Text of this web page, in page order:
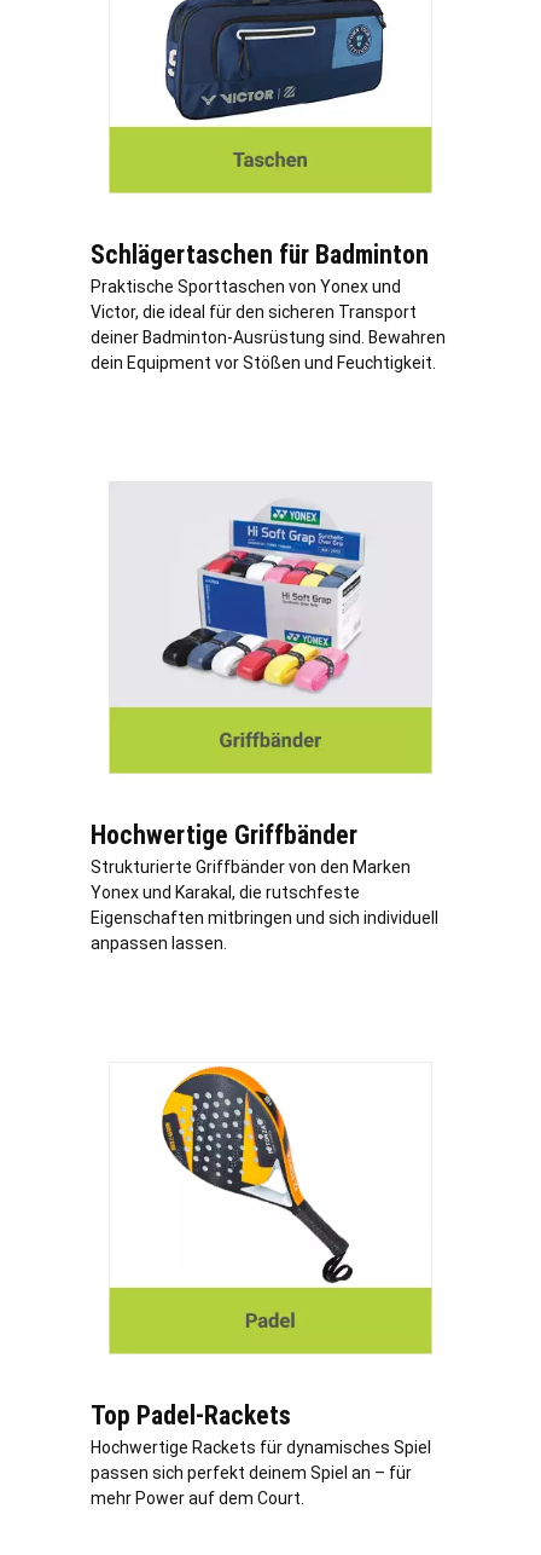
Schlägertaschen für Badminton
Praktische Sporttaschen von Yonex und
Victor, die ideal für den sicheren Transport
deiner Badminton-Ausrüstung sind. Bewahren
dein Equipment vor Stößen und Feuchtigkeit.
Hochwertige Griffbänder
Strukturierte Griffbänder von den Marken
Yonex und Karakal, die rutschfeste
Eigenschaften mitbringen und sich individuell
anpassen lassen.
Top Padel-Rackets
Hochwertige Rackets für dynamisches Spiel
passen sich perfekt deinem Spiel an – für
mehr Power auf dem Court.